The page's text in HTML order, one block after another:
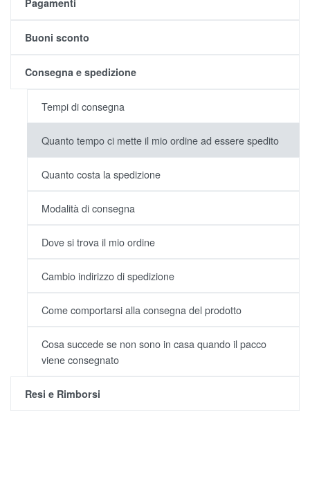
Buoni sconto
Consegna e spedizione
Tempi di consegna
Quanto tempo ci mette il mio ordine ad essere spedito
Quanto costa la spedizione
Modalità di consegna
Dove si trova il mio ordine
Cambio indirizzo di spedizione
Come comportarsi alla consegna del prodotto
Cosa succede se non sono in casa quando il pacco
viene consegnato
Resi e Rimborsi